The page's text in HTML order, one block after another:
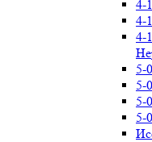
4-
4-
4-
5-
5-
5-
5-